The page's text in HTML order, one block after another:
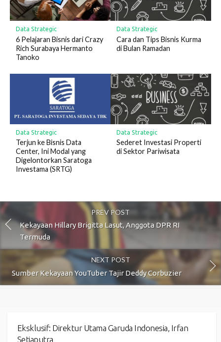
Data Strategic
6 Pelajaran Bisnis dari Crazy
Rich Surabaya Hermanto
Tanoko
Data Strategic
Cara dan Tips Bisnis Kurma
di Bulan Ramadan
Data Strategic
Terjun ke Bisnis Data
Center, Ini Modal yang
Digelontorkan Saratoga
Investama (SRTG)
Data Strategic
Sederet Investasi Properti
di Sektor Pariwisata
PREV POST
Kekayaan Hillary Brigitta Lasut, Anggota DPR RI
Termuda
NEXT POST
Sumber Kekayaan YouTuber Tajir Deddy Corbuzier
Eksklusif: Direktur Utama Garuda Indonesia, Irfan
Setiaputra